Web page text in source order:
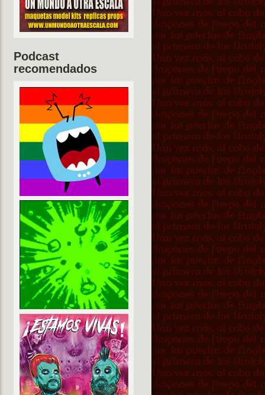
Podcast
recomendados